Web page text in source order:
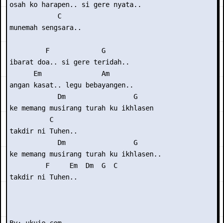
osah ko harapen.. si gere nyata..
            C
munemah sengsara..
         F             G
ibarat doa.. si gere teridah..
      Em               Am
angan kasat.. legu bebayangen..
            Dm                 G
ke memang musirang turah ku ikhlasen
          C
takdir ni Tuhen..
            Dm                 G
ke memang musirang turah ku ikhlasen..
         F     Em  Dm  G  C
takdir ni Tuhen..